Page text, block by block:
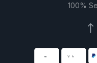
100%